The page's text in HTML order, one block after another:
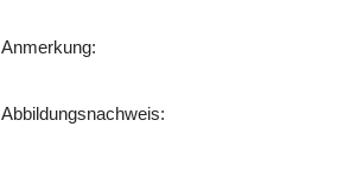
Anmerkung:
Abbildungsnachweis: